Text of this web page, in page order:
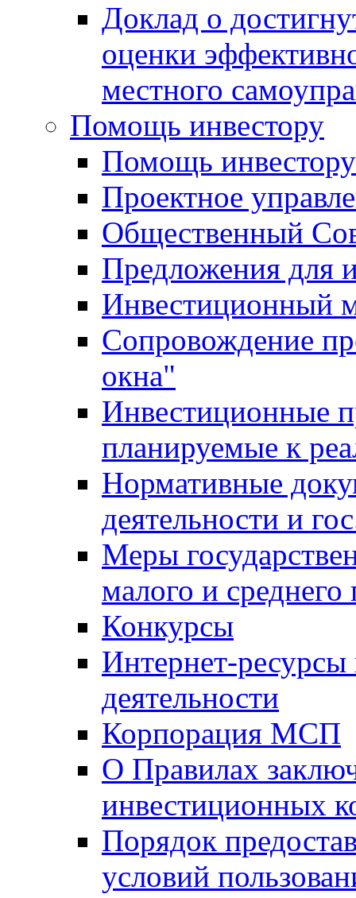
Доклад о
оценки
местного
Помощь инвестору
Помощь инвестору
Проектное
Общественный
Предложения для
Инвестиционный
Сопровождение
окна"
Инвестиционные
планируемые к
Нормативные
деятельности и
Меры
малого и среднего
Конкурсы
Интернет-
деятельности
Корпорация МСП
О Правилах
инвестиционных
Порядок
условий